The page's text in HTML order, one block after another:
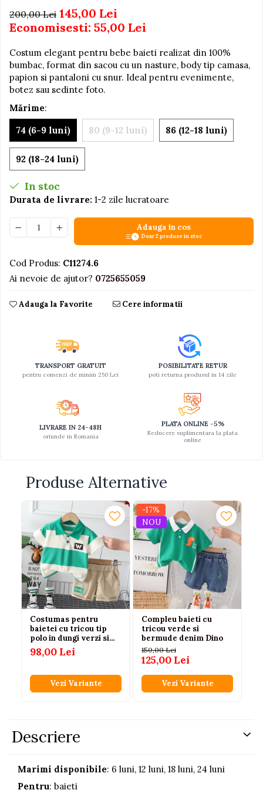
Jucarii educative din lemn
Motociclete
Muzica si instrumente
Pistoale
Plastilina
Proiectoare
Saltelute si centre de activitati
Set Avioane si submarine
Seturi de doctor
Seturi de rufe
Trenulete
Trenuri cu sine
Vehicule de constructii
200,00 Lei 145,00 Lei
Economisesti: 55,00 Lei
Costum elegant pentru bebe baieti realizat din 100%
bumbac, format din sacou cu un nasture, body tip camasa,
papion si pantaloni cu snur. Ideal pentru evenimente,
botez sau sedinte foto.
Mărime:
74 (6-9 luni)
80 (9-12 luni) 86 (12-18 luni)
92 (18-24 luni)
In stoc
Durata de livrare: 1-2 zile lucratoare
Adauga in cos
Doar 2 produse in stoc
Cod Produs: C11274.6
Ai nevoie de ajutor? 0725655059
Adauga la Favorite Cere informatii
TRANSPORT GRATUIT
pentru comenzi de minim 250 Lei
POSIBILITATE RETUR
poti returna produsul in 14 zile
LIVRARE IN 24-48H
oriunde in Romania
PLATA ONLINE -5%
Reducere suplimentara la plata
online
Produse Alternative
Costumas pentru
baietei cu tricou tip
polo in dungi verzi si
IVOIRE
98,00 Lei
Vezi Variante
-17%
NOU
Compleu baieti cu
tricou verde si
bermude denim Dino
150,00 Lei
125,00 Lei
Vezi Variante
Descriere
Marimi disponibile: 6 luni, 12 luni, 18 luni, 24 luni
Pentru: baieti